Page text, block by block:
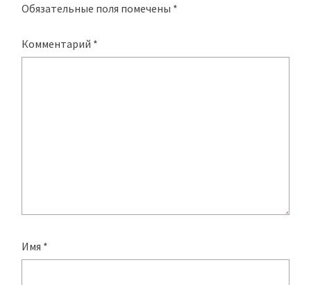
Обязательные поля помечены *
Комментарий *
Имя *